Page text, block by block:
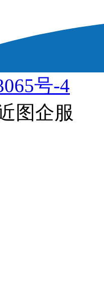
号-4
图企服